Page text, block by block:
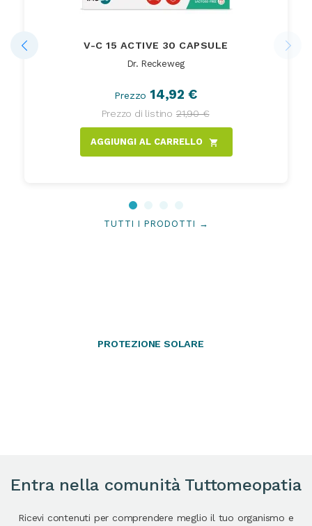
V-C 15 ACTIVE 30 CAPSULE
Dr. Reckeweg
Prezzo 14,92 €
Prezzo di listino 21,90 €
AGGIUNGI AL CARRELLO shopping_cart
TUTTI I PRODOTTI →
PROTEZIONE SOLARE
Entra nella comunità Tuttomeopatia
Ricevi contenuti per comprendere meglio il tuo organismo e